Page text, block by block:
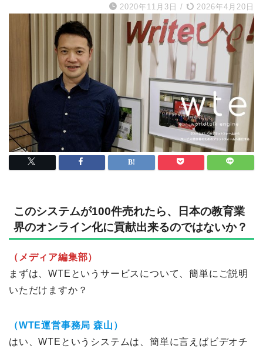
2020年11月3日 / 2026年4月20日
このシステムが100件売れたら、日本の教育業
界のオンライン化に貢献出来るのではないか？
（メディア編集部）
まずは、WTEというサービスについて、簡単にご説明
いただけますか？
（WTE運営事務局 森山）
はい、WTEというシステムは、簡単に言えばビデオチ